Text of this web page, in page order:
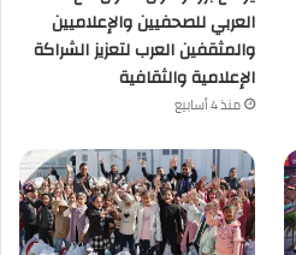
العربي للصحفيين والإعلاميين
والمثقفين العرب لتعزيز الشراكة
الإعلامية والثقافية
منذ 4 أسابيع